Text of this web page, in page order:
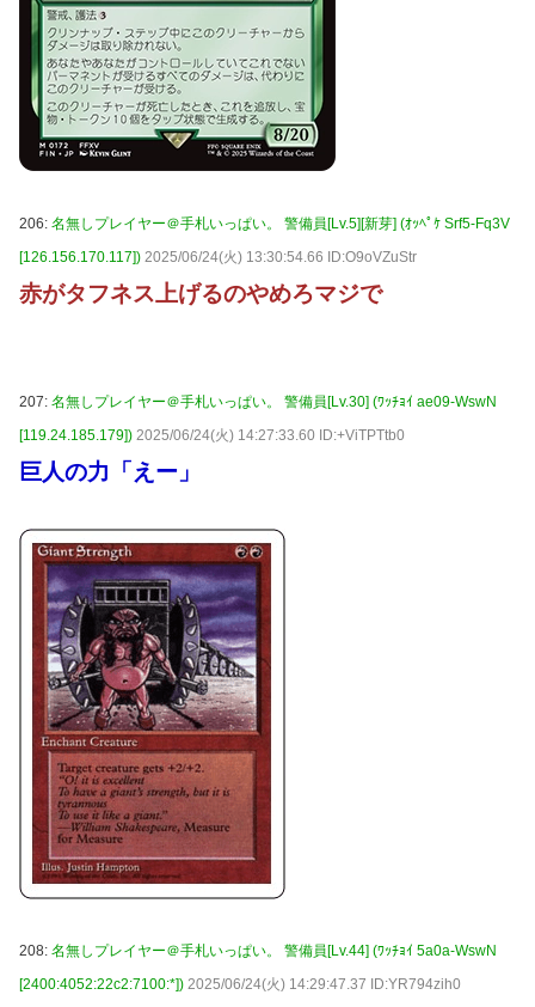
206: 名無しプレイヤー＠手札いっぱい。 警備員[Lv.5][新芽] (ｵｯﾍﾟｹ Srf5-Fq3V
[126.156.170.117]) 2025/06/24(火) 13:30:54.66 ID:O9oVZuStr
赤がタフネス上げるのやめろマジで
207: 名無しプレイヤー＠手札いっぱい。 警備員[Lv.30] (ﾜｯﾁｮｲ ae09-WswN
[119.24.185.179]) 2025/06/24(火) 14:27:33.60 ID:+ViTPTtb0
巨人の力「えー」
208: 名無しプレイヤー＠手札いっぱい。 警備員[Lv.44] (ﾜｯﾁｮｲ 5a0a-WswN
[2400:4052:22c2:7100:*]) 2025/06/24(火) 14:29:47.37 ID:YR794zih0